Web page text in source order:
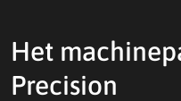
Het
Precision